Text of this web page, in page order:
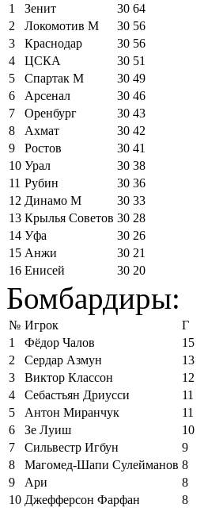
1
Зенит 30 64
2
Локомотив М 30 56
3
Краснодар 30 56
4
ЦСКА 30 51
5
Спартак М 30 49
6
Арсенал 30 46
7
Оренбург 30 43
8
Ахмат 30 42
9
Ростов 30 41
10 Урал 30 38
11 Рубин 30 36
12 Динамо М 30 33
13 Крылья Советов 30 28
14 Уфа 30 26
15 Анжи 30 21
16 Енисей 30 20
Бомбардиры:
№ Игрок
Г
1
Фёдор Чалов
15
2
Сердар Азмун
13
3
Виктор Классон
12
4
Себастьян Дриусси
11
5
Антон Миранчук
11
6
Зе Луиш
10
7
Сильвестр Игбун
9
8
Магомед-Шапи Сулейманов 8
9
Ари
8
10 Джефферсон Фарфан 8